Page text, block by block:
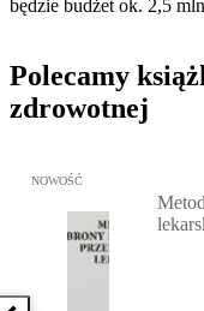
będzie budżet ok. 2,5
Polecamy
zdrowotnej
Przejdź do: Metodyka
NOWOŚĆ